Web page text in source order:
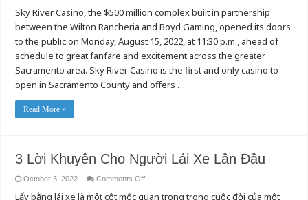
Highly
Anticipated
Sky
Casino
Now
Open
for
Business
Sky River Casino, the $500 million complex built in partnership
between the Wilton Rancheria and Boyd Gaming, opened its doors
to the public on Monday, August 15, 2022, at 11:30 p.m., ahead of
schedule to great fanfare and excitement across the greater
Sacramento area. Sky River Casino is the first and only casino to
open in Sacramento County and offers …
Read More »
3 Lời Khuyên Cho Người Lái Xe Lần Đầu
October 3, 2022 Comments Offon
Lời
Lấy bằng lái xe là một cột mốc quan trọng trong cuộc đời của một